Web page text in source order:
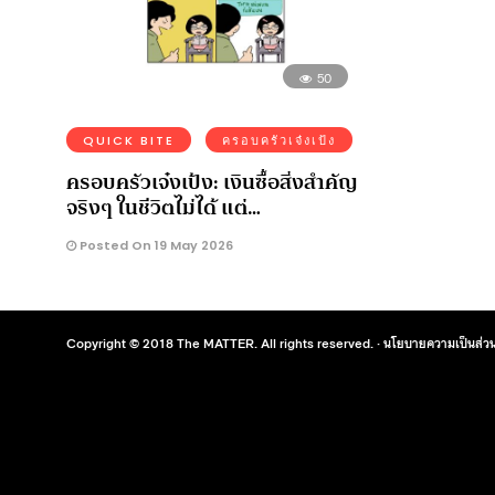
50
QUICK BITE ครอบครัวเจ๋งเป้ง
ครอบครัวเจ๋งเป้ง: เงินซื้อสิ่งสำคัญ
จริงๆ ในชีวิตไม่ได้ แต่…
Posted On 19 May 2026
Copyright © 2018 The MATTER. All rights reserved. ·นโยบายความเป็นส่ว